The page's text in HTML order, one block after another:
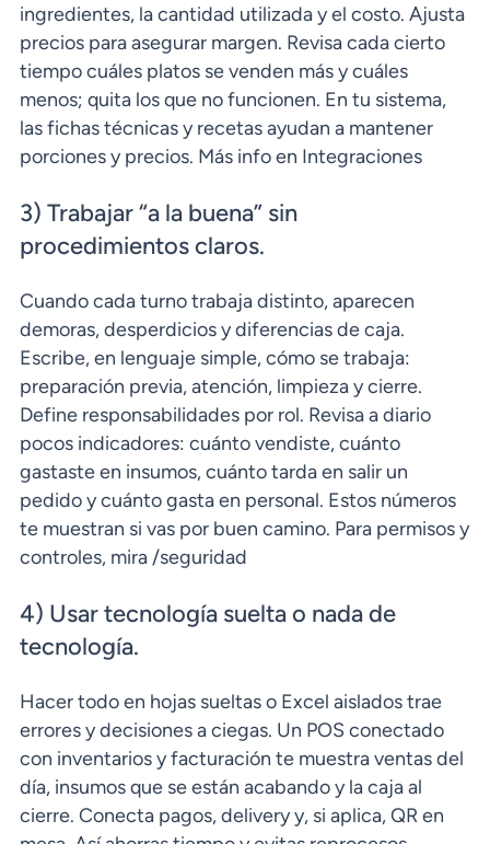
ingredientes, la cantidad utilizada y el costo. Ajusta
precios para asegurar margen. Revisa cada cierto
tiempo cuáles platos se venden más y cuáles
menos; quita los que no funcionen. En tu sistema,
las fichas técnicas y recetas ayudan a mantener
porciones y precios. Más info en Integraciones
3) Trabajar “a la buena” sin
procedimientos claros.
Cuando cada turno trabaja distinto, aparecen
demoras, desperdicios y diferencias de caja.
Escribe, en lenguaje simple, cómo se trabaja:
preparación previa, atención, limpieza y cierre.
Define responsabilidades por rol. Revisa a diario
pocos indicadores: cuánto vendiste, cuánto
gastaste en insumos, cuánto tarda en salir un
pedido y cuánto gasta en personal. Estos números
te muestran si vas por buen camino. Para permisos y
controles, mira /seguridad
4) Usar tecnología suelta o nada de
tecnología.
Hacer todo en hojas sueltas o Excel aislados trae
errores y decisiones a ciegas. Un POS conectado
con inventarios y facturación te muestra ventas del
día, insumos que se están acabando y la caja al
cierre. Conecta pagos, delivery y, si aplica, QR en